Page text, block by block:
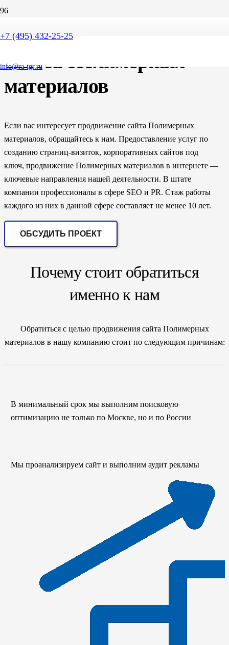
+7 (495) 432-25-25
info@ra-tgr.ru
SEO продвижение
сайтов Полимерных
материалов
Если вас интересует продвижение сайта Полимерных
материалов, обращайтесь к нам. Предоставление услуг по
созданию страниц-визиток, корпоративных сайтов под
ключ, продвижение Полимерных материалов в интернете —
ключевые направления нашей деятельности. В штате
компании профессионалы в сфере SEO и PR. Стаж работы
каждого из них в данной сфере составляет не менее 10 лет.
ОБСУДИТЬ ПРОЕКТ
Почему стоит обратиться
именно к нам
Обратиться с целью продвижения сайта Полимерных
материалов в нашу компанию стоит по следующим причинам:
В минимальный срок мы выполним поисковую
оптимизацию не только по Москве, но и по России
Мы проанализируем сайт и выполним аудит рекламы